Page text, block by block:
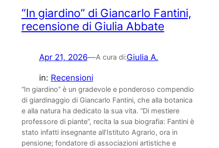
“In giardino” di Giancarlo Fantini,
recensione di Giulia Abbate
Apr 21, 2026—A cura di:Giulia A.
in: Recensioni
“In giardino” è un gradevole e ponderoso compendio
di giardinaggio di Giancarlo Fantini, che alla botanica
e alla natura ha dedicato la sua vita. “Di mestiere
professore di piante”, recita la sua biografia: Fantini è
stato infatti insegnante all’Istituto Agrario, ora in
pensione; fondatore di associazioni artistiche e